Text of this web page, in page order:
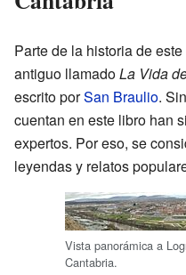
Parte de la historia de
antiguo llamadoLa Vida
escrito porSan Braulio.
cuentan en este libro han
expertos. Por eso, se
leyendas y relatos
Vista panorámica a
Cantabria.